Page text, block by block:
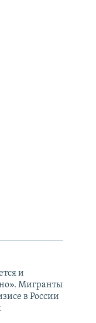
и
Мигранты
в России